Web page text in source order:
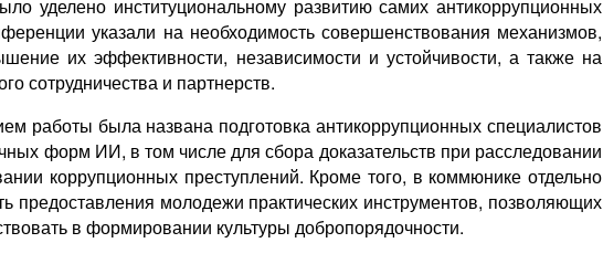
уделено институциональному развитию самих антикоррупционных
указали на необходимость совершенствования механизмов,
их эффективности, независимости и устойчивости, а также на
сотрудничества и партнерств.
работы была названа подготовка антикоррупционных специалистов
форм ИИ, в том числе для сбора доказательств при расследовании
коррупционных преступлений. Кроме того, в коммюнике отдельно
предоставления молодежи практических инструментов, позволяющих
в формировании культуры добропорядочности.